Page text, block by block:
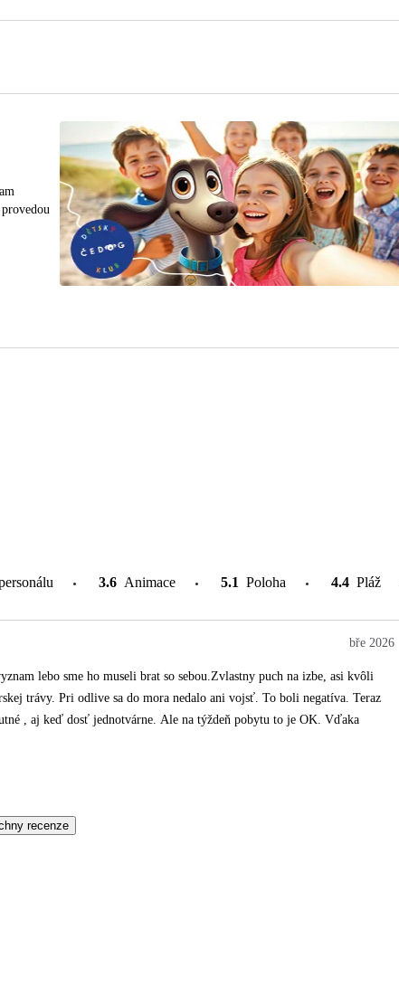
3.6 Animace 5.1 Poloha 4.4 Pláž
bře 2026
lebo sme ho museli brat so sebou.Zvlastny puch na izbe, asi kvôli
trávy. Pri odlive sa do mora nedalo ani vojsť. To boli negatíva. Teraz
recenze